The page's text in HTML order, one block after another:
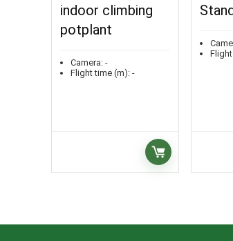
indoor climbing
potplant
Camera:-
Flight time (m):-